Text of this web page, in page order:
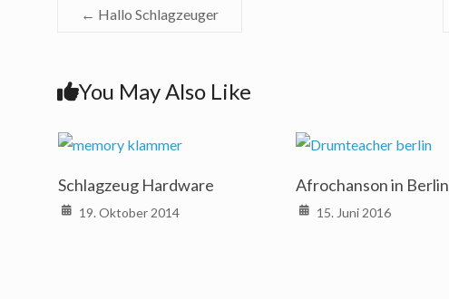
← Hallo Schlagzeuger
You May Also Like
Schlagzeug Hardware
19. Oktober 2014
Afrochanson in Berlin
15. Juni 2016